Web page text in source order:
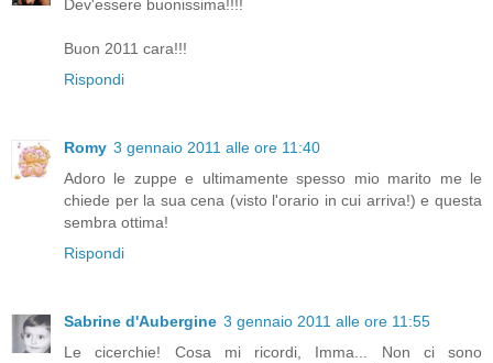
Dev'essere buonissima!!!!
Buon 2011 cara!!!
Rispondi
Romy 3 gennaio 2011 alle ore 11:40
Adoro le zuppe e ultimamente spesso mio marito me le
chiede per la sua cena (visto l'orario in cui arriva!) e questa
sembra ottima!
Rispondi
Sabrine d'Aubergine 3 gennaio 2011 alle ore 11:55
Le cicerchie! Cosa mi ricordi, Imma... Non ci sono